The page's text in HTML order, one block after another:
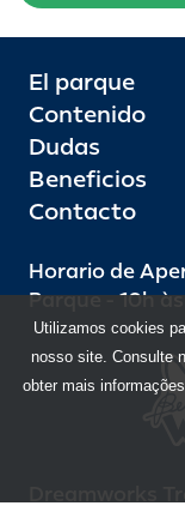
El parque
Contenido
Dudas
Beneficios
Contacto
Horario de
Parque - 10h
Utilizamos cookies
nosso site. Consulte
obter mais